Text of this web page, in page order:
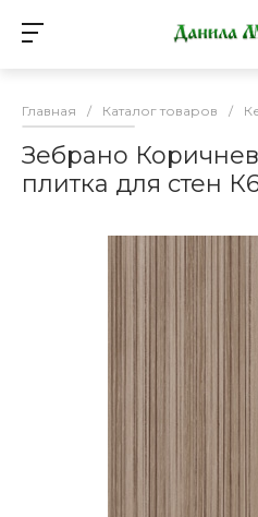
Главная / Каталог товаров /
Зебрано
плитка для стен